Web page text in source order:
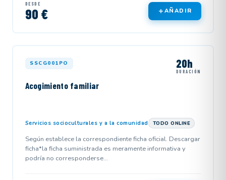
DESDE
90 € AÑADIR
SSCG001PO 20h
DURACIÓN
Acogimiento familiar
Servicios socioculturales y a la comunidad TODO ONLINE
Según establece la correspondiente ficha oficial. Descargar
ficha*la ficha suministrada es meramente informativa y
podría no corresponderse...